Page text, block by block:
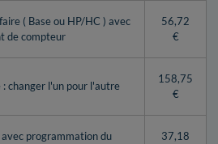
( Base ou HP/HC ) avec
de compteur
56,72
€
changer l'un pour l'autre
158,75
€
programmation du
37,18